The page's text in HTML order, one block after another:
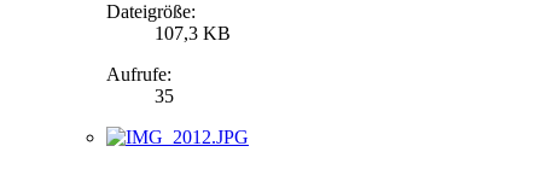
Dateigröße:
107,3 KB
Aufrufe:
35